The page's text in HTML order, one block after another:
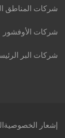
شركات المناطق
شركات الأوفشور
شركات البر
إشعار الخصوصية